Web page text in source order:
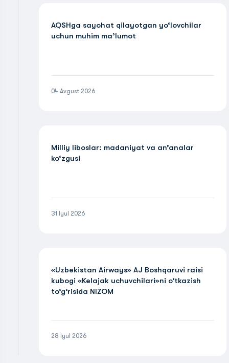
AQSHga sayohat qilayotgan yo‘lovchilar
uchun muhim ma’lumot
04 Avgust 2026
Milliy liboslar: madaniyat va an’analar
ko‘zgusi
31 Iyul 2026
«Uzbekistan Airways» AJ Boshqaruvi raisi
kubogi «Kelajak uchuvchilari»ni o‘tkazish
to‘g‘risida NIZOM
28 Iyul 2026